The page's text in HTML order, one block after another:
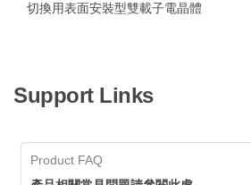
切換用表面安裝型雙載子電晶體
Support Links
Product FAQ